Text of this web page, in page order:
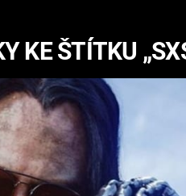
CHUCK
NORRIS
KE ŠTÍTKU